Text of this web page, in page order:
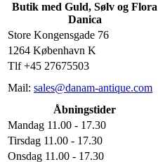
Butik med Guld, Sølv og Flora
Danica
Store Kongensgade 76
1264 København K
Tlf +45 27675503
Mail: sales@danam-antique.com
Åbningstider
Mandag 11.00 - 17.30
Tirsdag 11.00 - 17.30
Onsdag 11.00 - 17.30